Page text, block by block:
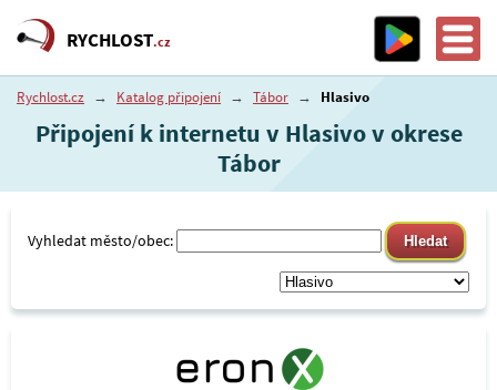
RYCHLOST.cz
Rychlost.cz → Katalog připojení → Tábor → Hlasivo
Připojení k internetu v Hlasivo v okrese
Tábor
Vyhledat město/obec: